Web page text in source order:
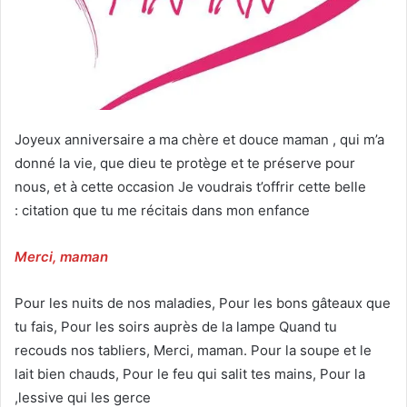
Joyeux anniversaire a ma chère et douce maman , qui m’a
donné la vie, que dieu te protège et te préserve pour
nous, et à cette occasion Je voudrais t’offrir cette belle
citation que tu me récitais dans mon enfance :
Pour les nuits de nos maladies, Pour les bons gâteaux que
tu fais, Pour les soirs auprès de la lampe Quand tu
recouds nos tabliers, Merci, maman. Pour la soupe et le
lait bien chauds, Pour le feu qui salit tes mains, Pour la
lessive qui les gerce,